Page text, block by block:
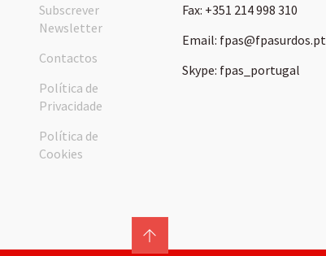
Subscrever
Newsletter
Contactos
Política de
Privacidade
Política de
Cookies
Fax: +351 214 998 310
Email: fpas@fpasurdos.pt
Skype: fpas_portugal